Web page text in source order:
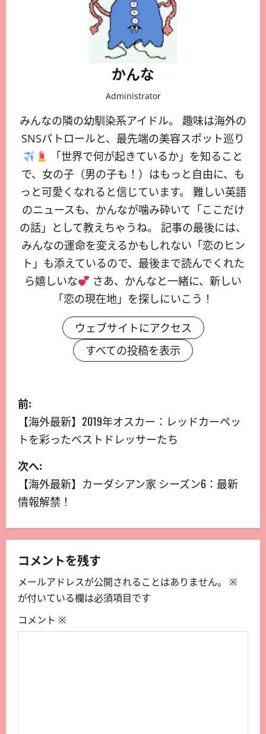
かんな
Administrator
みんなの隣の幼馴染系アイドル。 趣味は海外の
SNSパトロールと、最先端の美容スポット巡り
「世界で何が起きているか」を知ること
で、女の子（男の子も！）はもっと自由に、も
っと可愛くなれると信じています。 難しい英語
のニュースも、かんなが噛み砕いて「ここだけ
の話」として教えちゃうね。 記事の最後には、
みんなの運命を変えるかもしれない「恋のヒン
ト」も添えているので、最後まで読んでくれた
ら嬉しいな
さあ、かんなと一緒に、新しい
「恋の現在地」を探しにいこう！
ウェブサイトにアクセス
すべての投稿を表示
前:
【海外最新】2019年オスカー：レッドカーペッ
トを彩ったベストドレッサーたち
次へ:
【海外最新】カーダシアン家 シーズン6：最新
情報解禁！
コメントを残す
メールアドレスが公開されることはありません。
※
が付いている欄は必須項目です
コメント ※